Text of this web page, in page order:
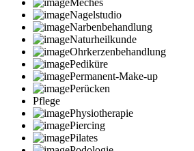
Mèches
Nagelstudio
Narbenbehandlung
Naturheilkunde
Ohrkerzenbehandlung
Pediküre
Permanent-Make-up
Perücken
Pflege
Physiotherapie
Piercing
Pilates